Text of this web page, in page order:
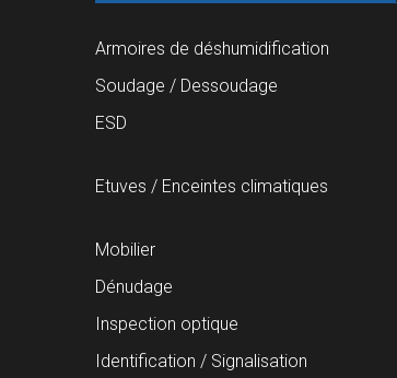
Armoires de déshumidification
Soudage / Dessoudage
ESD
Etuves / Enceintes climatiques
Mobilier
Dénudage
Inspection optique
Identification / Signalisation